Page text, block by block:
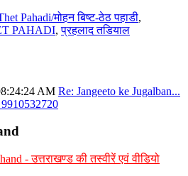
Pahadi/मोहन बिष्ट-ठेठ पहाडी,
PAHADI,प्रहलाद तडियाल
AM Re: Jangeeto ke Jugalban...
- उत्तराखण्ड की तस्वीरें एवं वीडियो